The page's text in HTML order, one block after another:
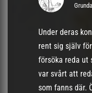
Under deras
rent sig själv
försöka reda ut
var svårt att
som fanns där.